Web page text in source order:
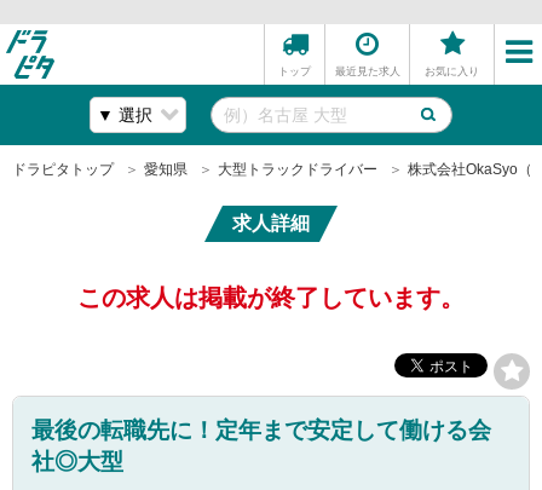
トップ 最近見た求人 お気に入り
ドラピタトップ 愛知県 大型トラックドライバー 株式会社OkaSyo（
求人詳細
この求人は掲載が終了しています。
最後の転職先に！定年まで安定して働ける会
社◎大型